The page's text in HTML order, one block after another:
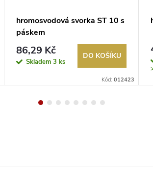
hromosvodová svorka ST 10 s
páskem
86,29 Kč
Skladem 3 ks
DO KOŠÍKU
Kód: 012423